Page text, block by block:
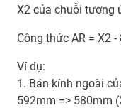
X2 của chuỗi tương
Công thức AR = X2 -
Ví dụ:
1. Bán kính ngoài
592mm => 580mm